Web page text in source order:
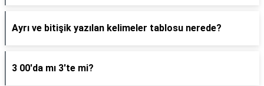
Ayrı ve bitişik yazılan kelimeler tablosu nerede?
3 00'da mı 3'te mi?